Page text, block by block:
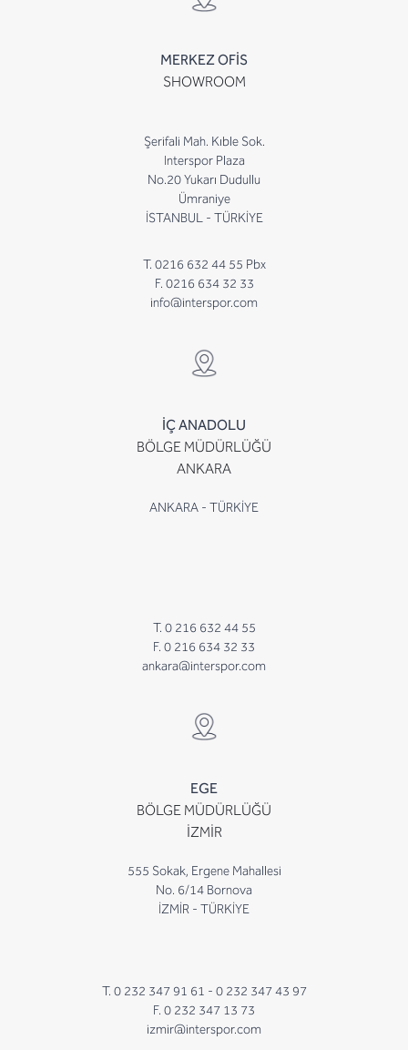
MERKEZ OFİS
SHOWROOM
Şerifali Mah. Kıble Sok.
Interspor Plaza
No.20 Yukarı Dudullu
Ümraniye
İSTANBUL - TÜRKİYE
T. 0216 632 44 55 Pbx
F. 0216 634 32 33
info@interspor.com
İÇ ANADOLU
BÖLGE MÜDÜRLÜĞÜ
ANKARA
ANKARA - TÜRKİYE
T. 0 216 632 44 55
F. 0 216 634 32 33
ankara@interspor.com
EGE
BÖLGE MÜDÜRLÜĞÜ
İZMİR
555 Sokak, Ergene Mahallesi
No. 6/14 Bornova
İZMİR - TÜRKİYE
T. 0 232 347 91 61 - 0 232 347 43 97
F. 0 232 347 13 73
izmir@interspor.com